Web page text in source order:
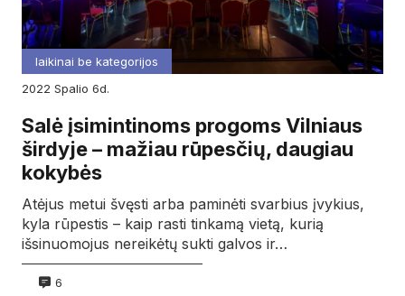
laikinai be kategorijos
2022
spalio 6d.
Salė įsimintinoms progoms Vilniaus
širdyje – mažiau rūpesčių, daugiau
kokybės
Atėjus metui švęsti arba paminėti svarbius įvykius,
kyla rūpestis – kaip rasti tinkamą vietą, kurią
išsinuomojus nereikėtų sukti galvos ir…
6